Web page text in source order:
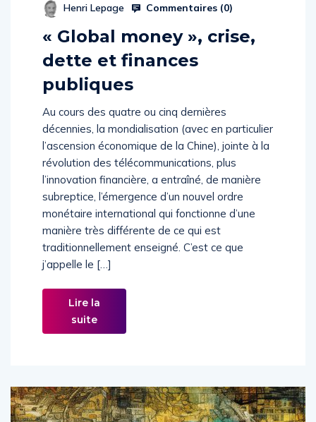
Henri Lepage Commentaires (0)
« Global money », crise,
dette et finances
publiques
Au cours des quatre ou cinq dernières
décennies, la mondialisation (avec en particulier
l’ascension économique de la Chine), jointe à la
révolution des télécommunications, plus
l’innovation financière, a entraîné, de manière
subreptice, l’émergence d’un nouvel ordre
monétaire international qui fonctionne d’une
manière très différente de ce qui est
traditionnellement enseigné. C’est ce que
j’appelle le […]
Lire la
suite